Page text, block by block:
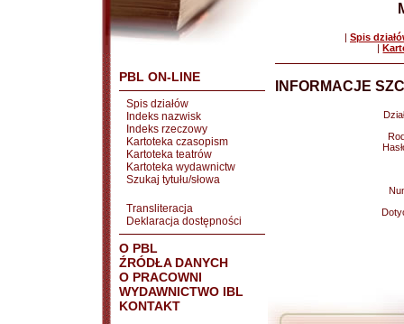
PBL ON-LINE
Spis działów
Indeks nazwisk
Indeks rzeczowy
Kartoteka czasopism
Kartoteka teatrów
Kartoteka wydawnictw
Szukaj tytułu/słowa
Transliteracja
Deklaracja dostępności
O PBL
ŹRÓDŁA DANYCH
O PRACOWNI
WYDAWNICTWO IBL
KONTAKT
| Spis
|
INFORMACJE